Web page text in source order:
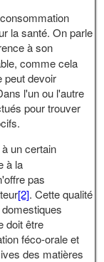
la santé. On parle
à son
comme cela
peut devoir
l'un ou l'autre
pour trouver
un certain
à la
pas
[2]. Cette qualité
doit être
féco-orale et
des matières